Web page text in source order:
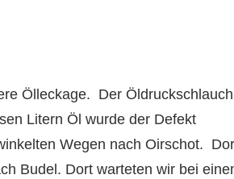
Ölleckage. Der Öldruckschlauch
Litern Öl wurde der Defekt
Wegen nach Oirschot.
Budel. Dort warteten wir bei